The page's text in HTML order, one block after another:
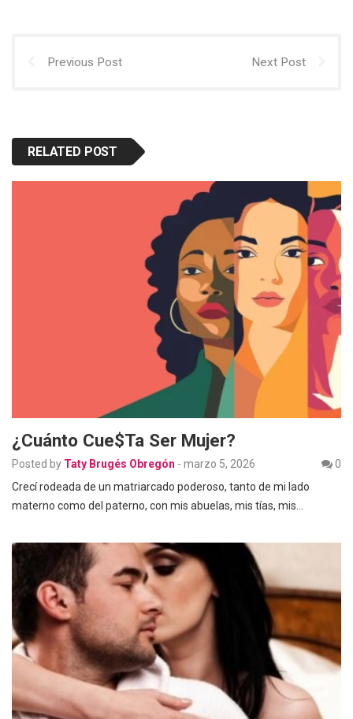
Previous Post Next Post
RELATED POST
¿Cuánto Cue$ta Ser Mujer?
Posted by Taty Brugés Obregón - marzo 5, 2026
0
Crecí rodeada de un matriarcado poderoso, tanto de mi lado
materno como del paterno, con mis abuelas, mis tías, mis…